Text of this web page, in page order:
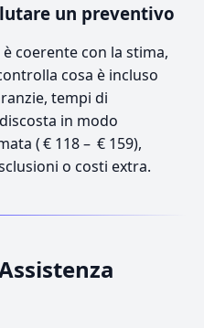
un preventivo
coerente con la stima,
cosa è incluso
tempi di
in modo
( € 118 – € 159),
o costi extra.